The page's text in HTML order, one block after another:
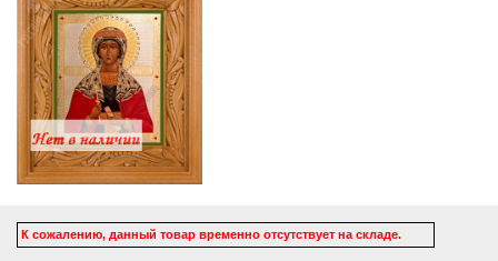
К сожалению, данный товар временно отсутствует на складе.